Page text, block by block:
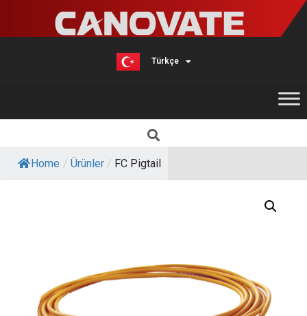
Türkçe
English
Home / Ürünler / FC Pigtail